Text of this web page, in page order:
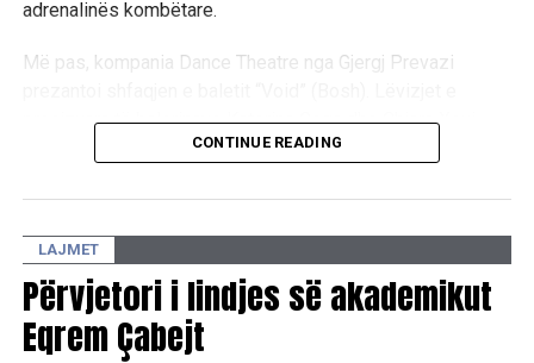
adrenalinës kombëtare.
Më pas, kompania Dance Theatre nga Gjergj Prevazi
precizuara të balerinave Katerina Goga dhe Chiara Xoxi
përcollën përmes gjuhës së trupit përpjekjen për të
përmbyll te “Qilimi fluturues i gjyshes” me performancën e
grupit “NA” dhe DJ Cabo, duke gërshetuar muziken
tradicionale me atë moderne. /E.A/
CONTINUE READING
LAJMET
Përvjetori i lindjes së akademikut
Eqrem Çabejt